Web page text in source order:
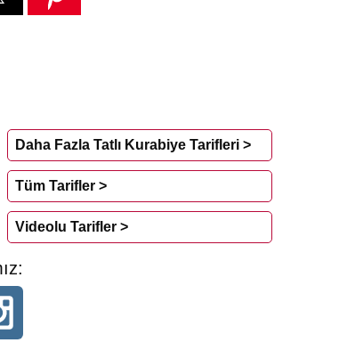
Daha Fazla Tatlı Kurabiye Tarifleri >
Tüm Tarifler >
Videolu Tarifler >